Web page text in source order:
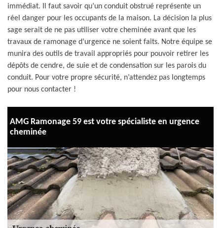
immédiat. Il faut savoir qu’un conduit obstrué représente un
réel danger pour les occupants de la maison. La décision la plus
sage serait de ne pas utiliser votre cheminée avant que les
travaux de ramonage d’urgence ne soient faits. Notre équipe se
munira des outils de travail appropriés pour pouvoir retirer les
dépôts de cendre, de suie et de condensation sur les parois du
conduit. Pour votre propre sécurité, n’attendez pas longtemps
pour nous contacter !
AMG Ramonage 59 est votre spécialiste en urgence
cheminée